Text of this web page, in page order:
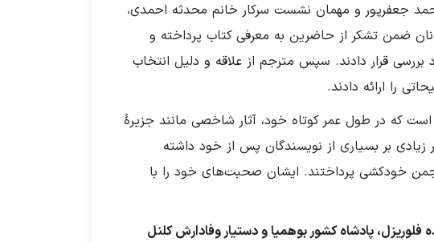
جعفرپور و مهمان نشست سرکار خانم محدثه احمدی،
ضمن تشکر از حاضرین به معرفی کتاب پرداخته و
قرار دادند. سپس مترجم از علاقه و دلیل انتخاب
را ارائه دادند.
است که در طول عمر کوتاه خود، آثار شاخصی مانند جزیرهٔ
زیادی بر بسیاری از نویسندگان پس از خود داشته
خودکشی پرداختند. ایشان صحبت‌های خود را با
پادشاه کشور بوهمیا و دستیار وفادارش کلنل